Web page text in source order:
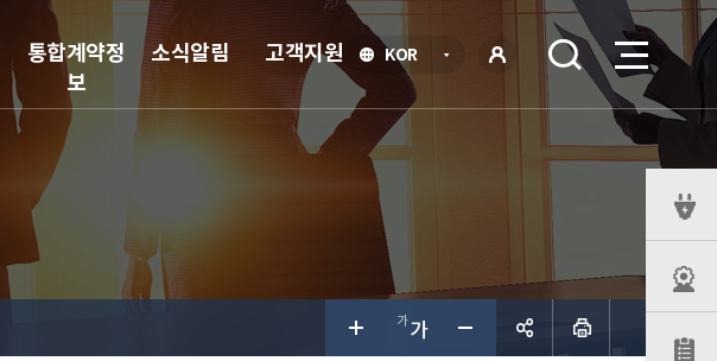
KOR언
선
그인
통합계약정
보
소식알림 고객지원